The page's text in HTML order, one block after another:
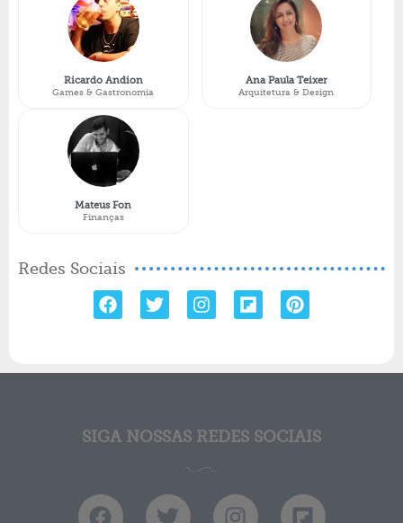
Ricardo Andion
Games & Gastronomia
Mateus Fon
Finanças
Ana Paula Teixer
Arquitetura & Design
Redes Sociais
SIGA NOSSAS REDES SOCIAIS